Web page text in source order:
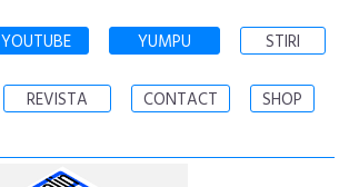
YOUTUBE YUMPU STIRI
REVISTA CONTACT SHOP